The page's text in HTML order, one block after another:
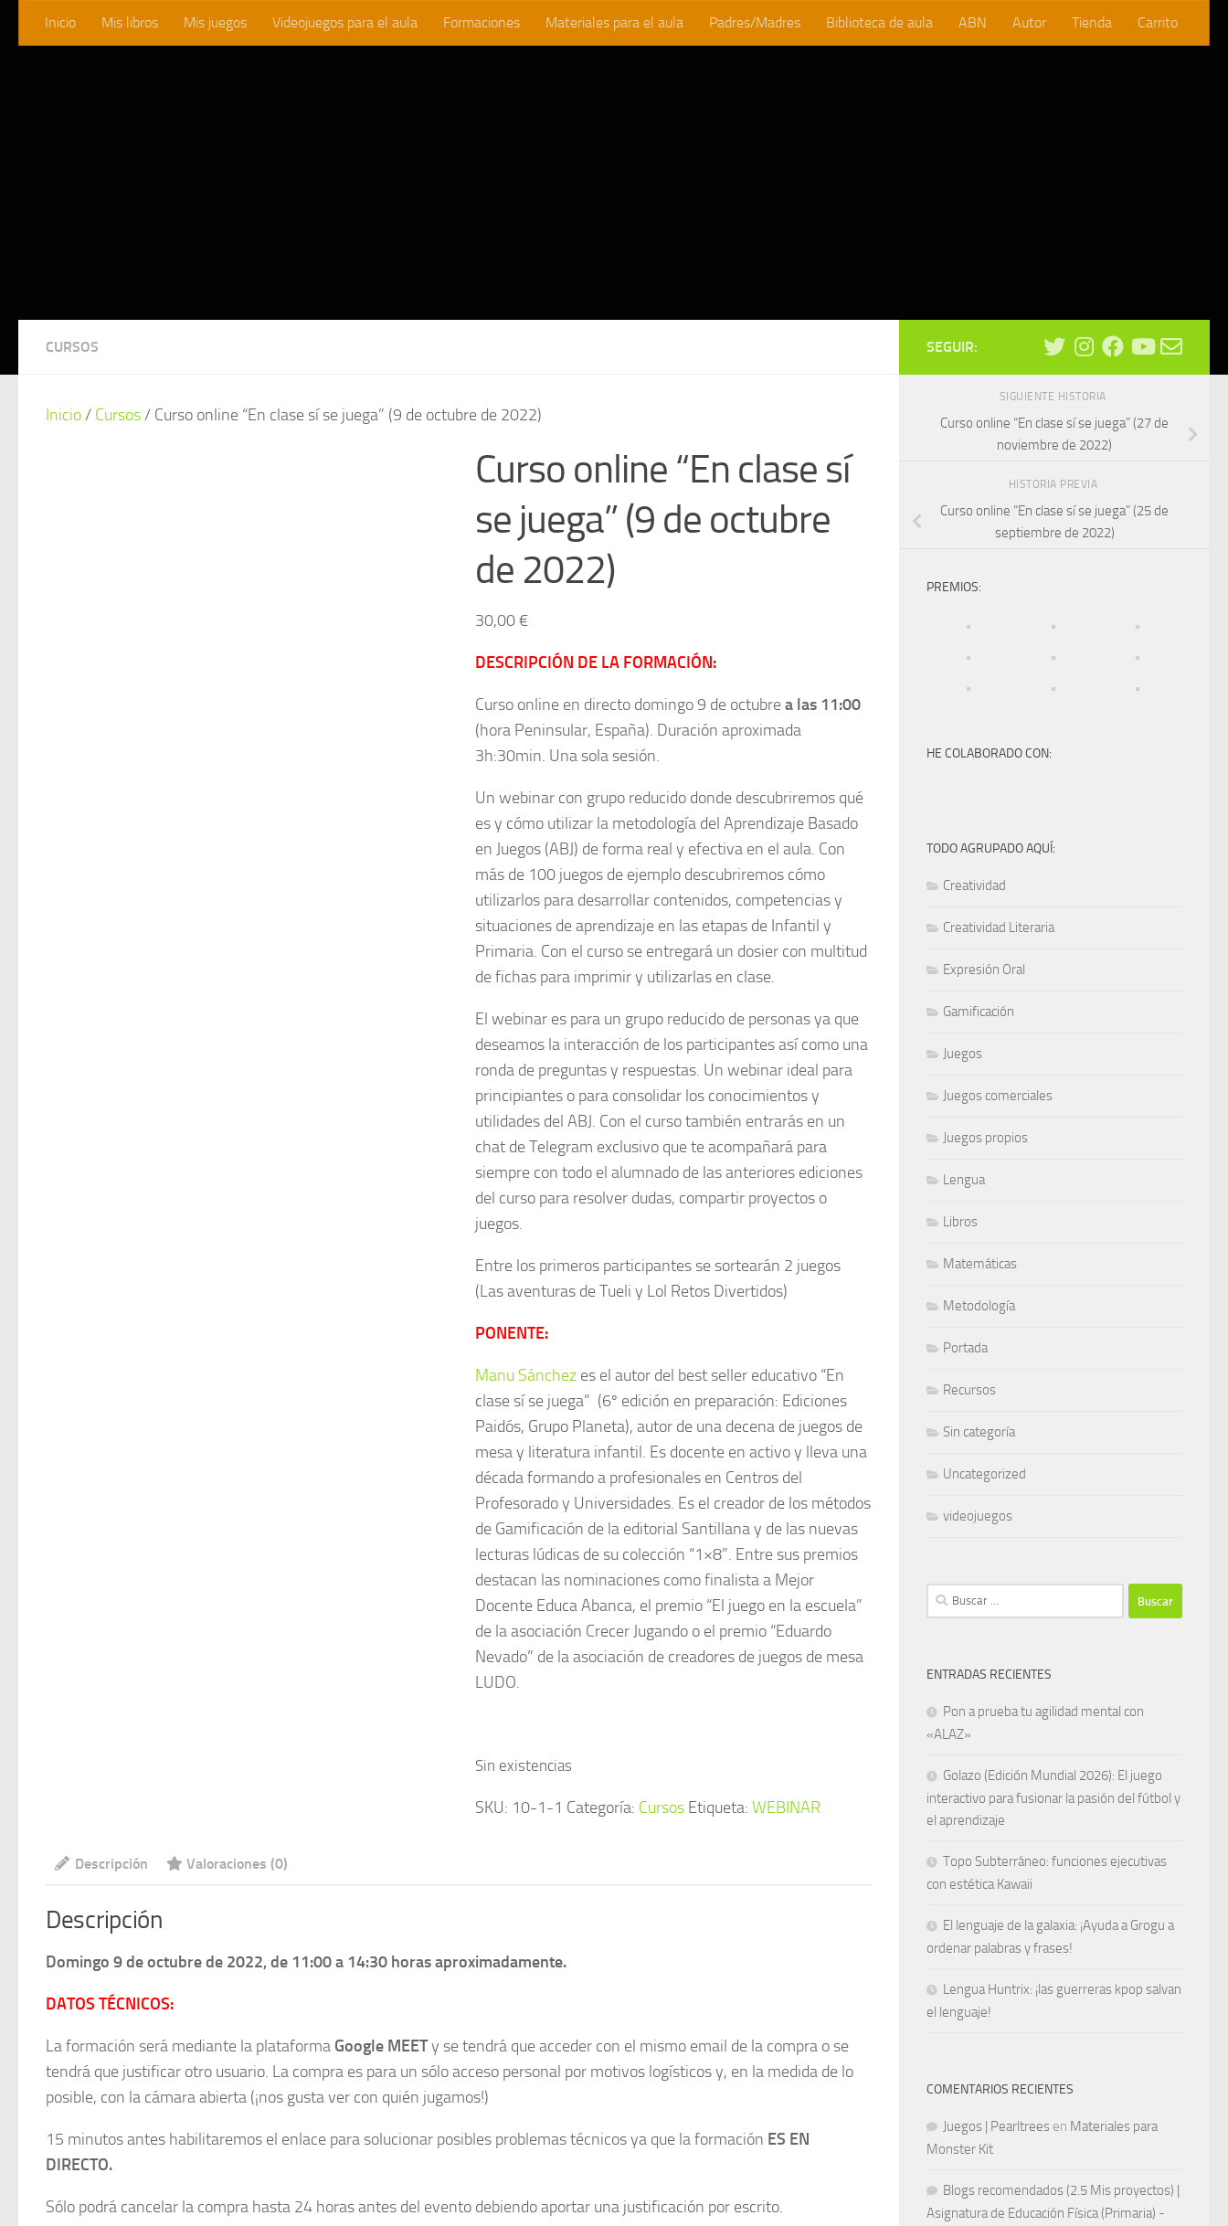
Saltar al contenido
Inicio Mis libros Mis juegos Videojuegos para el aula Formaciones Materiales para el aula Padres/Madres Biblioteca de aula ABN Autor Tienda Carrito
CURSOS
Inicio/ Cursos/ Curso online “En clase sí se juega” (9 de octubre de 2022)
Curso online “En clase sí
se juega” (9 de octubre
de 2022)
30,00€
DESCRIPCIÓN DE LA FORMACIÓN:
Curso online en directo domingo 9 de octubrea las 11:00
(hora Peninsular, España). Duración aproximada
3h:30min. Una sola sesión.
Un webinar con grupo reducido donde descubriremos qué
es y cómo utilizar la metodología del Aprendizaje Basado
en Juegos (ABJ) de forma real y efectiva en el aula. Con
más de 100 juegos de ejemplo descubriremos cómo
utilizarlos para desarrollar contenidos, competencias y
situaciones de aprendizaje en las etapas de Infantil y
Primaria. Con el curso se entregará un dosier con multitud
de fichas para imprimir y utilizarlas en clase.
El webinar es para un grupo reducido de personas ya que
deseamos la interacción de los participantes así como una
ronda de preguntas y respuestas. Un webinar ideal para
principiantes o para consolidar los conocimientos y
utilidades del ABJ. Con el curso también entrarás en un
chat de Telegram exclusivo que te acompañará para
siempre con todo el alumnado de las anteriores ediciones
del curso para resolver dudas, compartir proyectos o
juegos.
Entre los primeros participantes se sortearán 2 juegos
(Las aventuras de Tueli y Lol Retos Divertidos)
PONENTE:
Manu Sánchez es el autor del best seller educativo “En
clase sí se juega” (6º edición en preparación: Ediciones
Paidós, Grupo Planeta), autor de una decena de juegos de
mesa y literatura infantil. Es docente en activo y lleva una
década formando a profesionales en Centros del
Profesorado y Universidades. Es el creador de los métodos
de Gamificación de la editorial Santillana y de las nuevas
lecturas lúdicas de su colección “1×8”. Entre sus premios
destacan las nominaciones como finalista a Mejor
Docente Educa Abanca, el premio “El juego en la escuela”
de la asociación Crecer Jugando o el premio “Eduardo
Nevado” de la asociación de creadores de juegos de mesa
LUDO.
Sin existencias
SKU: 10-1-1 Categoría: Cursos Etiqueta:WEBINAR
Descripción Valoraciones (0)
Descripción
Domingo 9 de octubre de 2022, de 11:00 a 14:30 horas aproximadamente.
DATOS TÉCNICOS:
La formación será mediante la plataforma Google MEETy se tendrá que acceder con el mismo email de la compra o se
tendrá que justificar otro usuario. La compra es para un sólo acceso personal por motivos logísticos y, en la medida de lo
posible, con la cámara abierta (¡nos gusta ver con quién jugamos!)
15 minutos antes habilitaremos el enlace para solucionar posibles problemas técnicos ya que la formación ES EN
DIRECTO.
Sólo podrá cancelar la compra hasta 24 horas antes del evento debiendo aportar una justificación por escrito.
SEGUIR:
SIGUIENTE HISTORIA
Curso online “En clase sí se juega” (27 de
noviembre de 2022)
HISTORIA PREVIA
Curso online “En clase sí se juega” (25 de
septiembre de 2022)
PREMIOS:
HE COLABORADO CON:
TODO AGRUPADO AQUÍ:
Creatividad
Creatividad Literaria
Expresión Oral
Gamificación
Juegos
Juegos comerciales
Juegos propios
Lengua
Libros
Matemáticas
Metodología
Portada
Recursos
Sin categoría
Uncategorized
videojuegos
Buscar:
ENTRADAS RECIENTES
Pon a prueba tu agilidad mental con
«ALAZ»
Golazo (Edición Mundial 2026): El juego
interactivo para fusionar la pasión del fútbol y
el aprendizaje
Topo Subterráneo: funciones ejecutivas
con estética Kawaii
El lenguaje de la galaxia: ¡Ayuda a Grogu a
ordenar palabras y frases!
Lengua Huntrix: ¡las guerreras kpop salvan
el lenguaje!
COMENTARIOS RECIENTES
Juegos | Pearltrees en Materiales para
Monster Kit
Blogs recomendados (2.5 Mis proyectos) |
Asignatura de Educación Física (Primaria) -